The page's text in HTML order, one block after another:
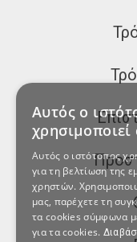
Αυτός ο
Αυτός ο ιστότοπος
για τη βελτίωση της
χρηστών.
μας, παρέχετε τη
τα cookies σύμφωνα
για τα cookies.